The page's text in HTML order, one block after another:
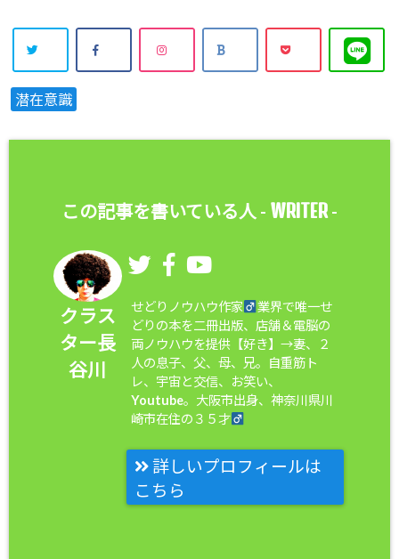
潜在意識
この記事を書いている人 - WRITER-
クラス
ター長
谷川
せどりノウハウ作家
業界で唯一せ
どりの本を二冊出版、店舗＆電脳の
両ノウハウを提供【好き】→妻、２
人の息子、父、母、兄。自重筋ト
レ、宇宙と交信、お笑い、
Youtube。大阪市出身、神奈川県川
崎市在住の３５才
詳しいプロフィールは
こちら